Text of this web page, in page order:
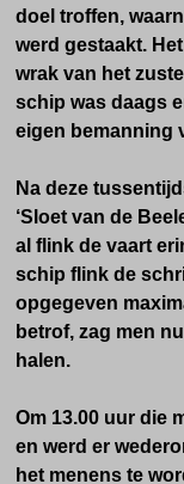
doel troffen,
werd gestaakt.
wrak van het
schip was daags
eigen bemanning
Na deze
‘Sloet van de
al flink de vaart
schip flink de
opgegeven
betrof, zag men
halen.
Om 13.00 uur die
en werd er
het menens te